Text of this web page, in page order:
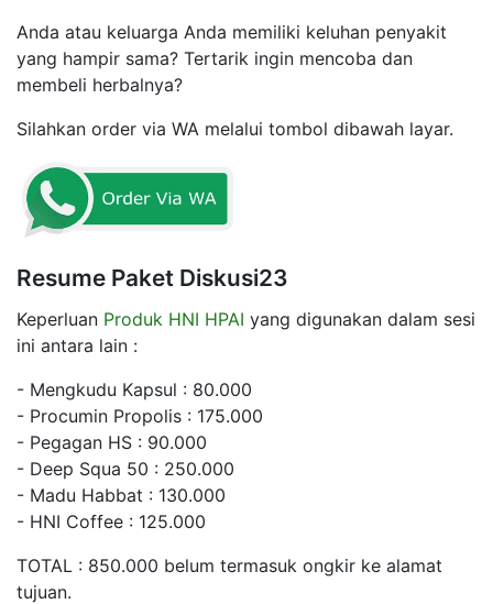
Anda atau keluarga Anda memiliki keluhan penyakit
yang hampir sama? Tertarik ingin mencoba dan
membeli herbalnya?
Silahkan order via WA melalui tombol dibawah layar.
Resume Paket Diskusi23
Keperluan Produk HNI HPAI yang digunakan dalam sesi
ini antara lain :
- Mengkudu Kapsul : 80.000
- Procumin Propolis : 175.000
- Pegagan HS : 90.000
- Deep Squa 50 : 250.000
- Madu Habbat : 130.000
- HNI Coffee : 125.000
TOTAL : 850.000 belum termasuk ongkir ke alamat
tujuan.